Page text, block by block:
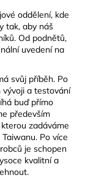
oddělení, kde
tak, aby náš
Od podnětů,
uvedení na
svůj příběh. Po
a testování
buď přímo
především
zadáváme
Po více
je schopen
kvalitní a